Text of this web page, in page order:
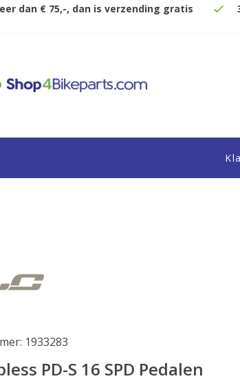
dan € 75,-, dan is verzending gratis
1933283
PD-S 16 SPD Pedalen